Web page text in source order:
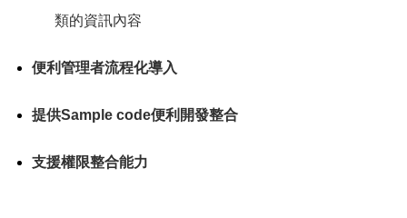
類的資訊內容
便利管理者流程化導入
提供Sample code便利開發整合
支援權限整合能力